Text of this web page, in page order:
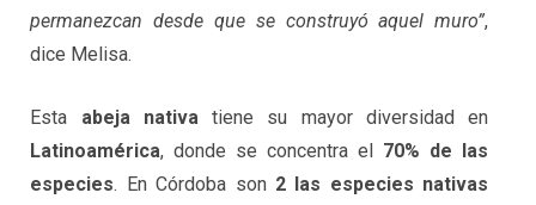
permanezcan desde que se construyó aquel muro”,
dice Melisa.
Esta abeja nativatiene su mayor diversidad en
Latinoamérica, donde se concentra el 70% de las
especies. En Córdoba son 2 las especies nativas